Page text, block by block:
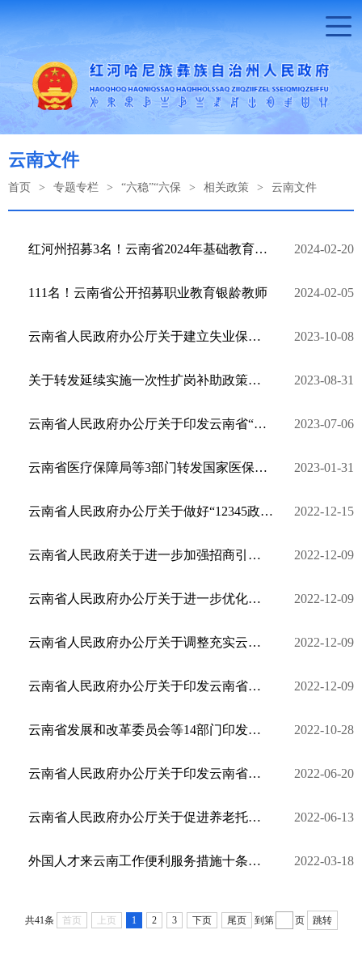
云南文件
首页 > 专题专栏 > “六稳”“六保 > 相关政策 > 云南文件
红河州招募3名！云南省2024年基础教育银龄教师招募需求表来啦！ 2024-02-20
111名！云南省公开招募职业教育银龄教师 2024-02-05
云南省人民政府办公厅关于建立失业保险省级统筹制度的意见 2023-10-08
关于转发延续实施一次性扩岗补助政策有关工作的通知 2023-08-31
云南省人民政府办公厅关于印发云南省“十四五” 城乡社区服务体系建设规划的通知 2023-07-06
云南省医疗保障局等3部门转发国家医保局等4部门关于实施 “乙类乙管” 后优化新型冠状病毒感染患者治疗 ... 2023-01-31
云南省人民政府办公厅关于做好“12345政务服务便民热线” 承担未成年人保护热线职能有关工作的通知 2022-12-15
云南省人民政府关于进一步加强招商引资工作的指导意见 2022-12-09
云南省人民政府办公厅关于进一步优化营商环境降低市场主体制度性交易成本的若干措施的通知 2022-12-09
云南省人民政府办公厅关于调整充实云南省招商引资工作委员会的通知 2022-12-09
云南省人民政府办公厅关于印发云南省市场主体住所（主要经营场所、经营场所）登记管理办法的通知 2022-12-09
云南省发展和改革委员会等14部门印发关于落实促进服务业领域困难行业恢复发展若干政策的通知 文号云发 ... 2022-10-28
云南省人民政府办公厅关于印发云南省义务教育控辍保学工作管理规定（试行）的通知 2022-06-20
云南省人民政府办公厅关于促进养老托育服务健康发展的实施意见 云政办发 〔2021〕34号 2022-06-13
外国人才来云南工作便利服务措施十条（试行）》政策解读图解 2022-03-18
共41条 首页 上页 1 2 3 下页 尾页 到第 页 跳转